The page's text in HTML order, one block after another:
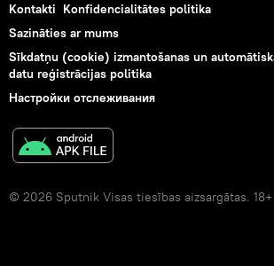
Kontakti Konfidencialitātes politika
Sazināties ar mums
Sīkdatņu (cookie) izmantošanas un
datu reģistrācijas politika
Настройки отслеживания
© 2026 Sputnik Visas tiesības aizsargātas. 18+